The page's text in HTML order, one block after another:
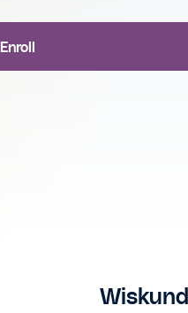
Enroll